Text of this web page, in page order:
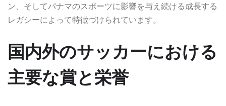
ン、そしてパナマのスポーツに影響を与え続ける成長する
レガシーによって特徴づけられています。
国内外のサッカーにおける
主要な賞と栄誉